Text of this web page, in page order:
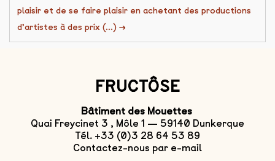
plaisir et de se faire plaisir en achetant des productions
d’artistes à des prix (...) →
FRUCTÔSE
Bâtiment des Mouettes
Quai Freycinet 3 , Môle 1 — 59140 Dunkerque
Tél. +33 (0)3 28 64 53 89
Contactez-nous par e-mail